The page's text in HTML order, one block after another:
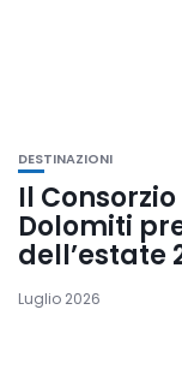
DESTINAZIONI
Il
Dolomiti
dell’estate
Luglio 2026